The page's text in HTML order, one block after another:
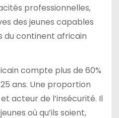
professionnelles,
des jeunes capables
du continent africain
compte plus de 60%
ans. Une proportion
acteur de l’insécurité. Il
où qu’ils soient,